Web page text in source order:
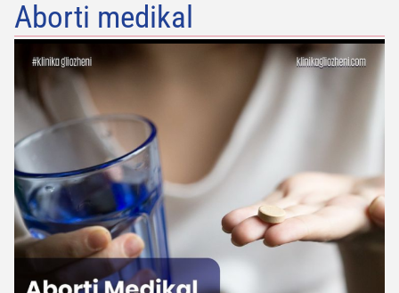
Aborti medikal